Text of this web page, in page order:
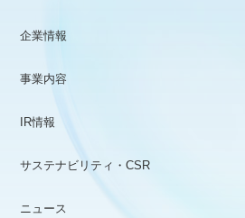
企業情報
事業内容
IR情報
サステナビリティ・CSR
ニュース